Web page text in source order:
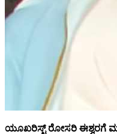
ಯೂಖರಿಸ್ಟ್ ರೋಸರಿ ಈಶ್ವರಗೆ